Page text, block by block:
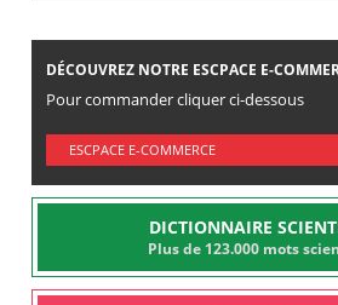
DÉCOUVREZ NOTRE ESCPACE E-
Pour commander cliquer ci-dessous
ESCPACE E-COMMERCE
DICTIONNAIRE
Plus de 123.000 mots